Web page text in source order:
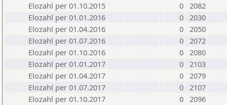
Elozahl per 01.10.2015
0 2082
Elozahl per 01.01.2016
0 2030
Elozahl per 01.04.2016
0 2050
Elozahl per 01.07.2016
0 2072
Elozahl per 01.10.2016
0 2080
Elozahl per 01.01.2017
0 2103
Elozahl per 01.04.2017
0 2079
Elozahl per 01.07.2017
0 2107
Elozahl per 01.10.2017
0 2096